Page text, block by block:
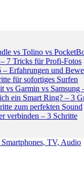
vs Tolino vs
7 Tricks für Profi-Fotos
– Erfahrungen und
für sofortiges Surfen
vs Garmin vs Samsung
ein Smart Ring? – 3
zum perfekten Sound
verbinden – 3 Schritte